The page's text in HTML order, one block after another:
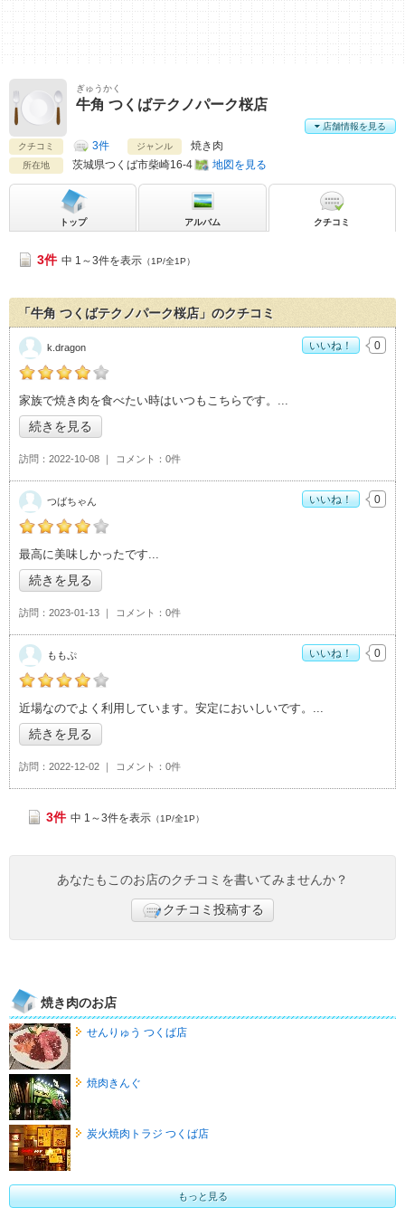
ぎゅうかく
牛角 つくばテクノパーク桜店
クチコミ 3件 ジャンル 焼き肉
所在地 茨城県つくば市柴崎16-4 地図を見る
店舗情報を見る
トップ アルバム クチコミ
3件 中 1～3件を表示 （1P/全1P）
「牛角 つくばテクノパーク桜店」のクチコミ
k.dragonの「牛角 つくばテクノパーク桜店>」おすすめ度：
家族で焼き肉を食べたい時はいつもこちらです。
続きを見る
訪問 2022-10-08 コメント 0件
k.dragon いいね！ 0
つばちゃんの「牛角 つくばテクノパーク桜店>」おすすめ度：
最高に美味しかったです
続きを見る
訪問 2023-01-13 コメント 0件
つばちゃん いいね！ 0
ももぷの「牛角 つくばテクノパーク桜店>」おすすめ度：
近場なのでよく利用しています。安定においしいです。
続きを見る
訪問 2022-12-02 コメント 0件
ももぷ いいね！ 0
3件 中 1～3件を表示 （1P/全1P）
あなたもこのお店のクチコミを書いてみませんか？
クチコミ投稿する
焼き肉のお店
せんりゅう つくば店
焼肉きんぐ
炭火焼肉トラジ つくば店
もっと見る